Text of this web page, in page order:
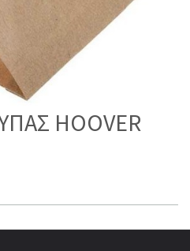
HOOVER